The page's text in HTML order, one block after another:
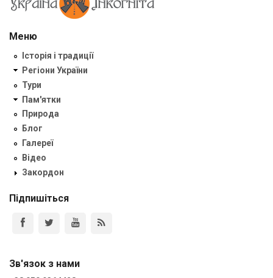
Меню
Історія і традиції
Регіони України
Тури
Пам'ятки
Природа
Блог
Галереї
Відео
Закордон
Підпишіться
Зв'язок з нами